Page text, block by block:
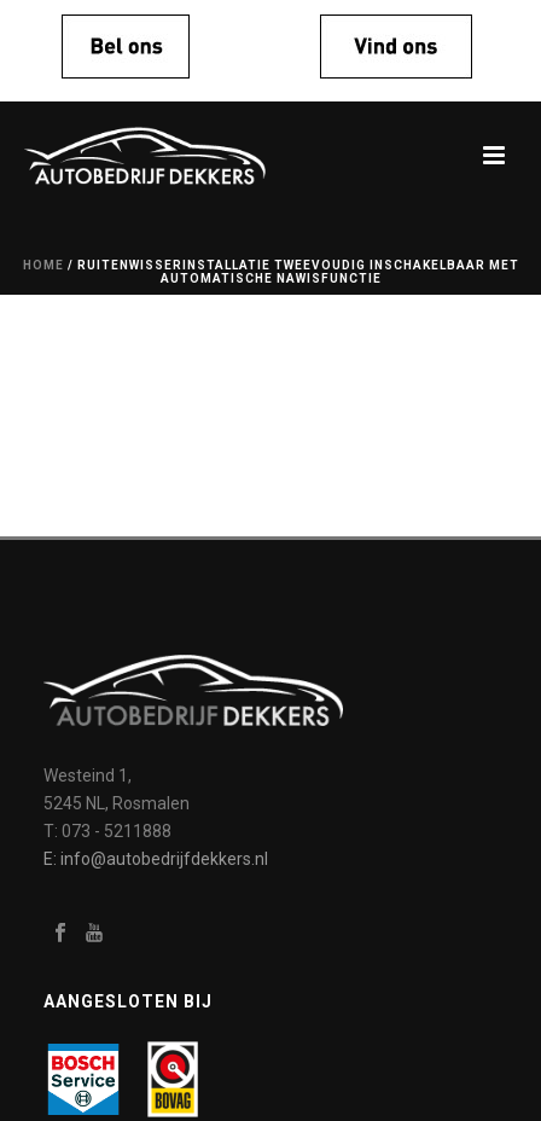
HOME / RUITENWISSERINSTALLATIE TWEEVOUDIG INSCHAKELBAAR MET
AUTOMATISCHE NAWISFUNCTIE
Westeind 1,
5245 NL, Rosmalen
T: 073 - 5211888
E: info@autobedrijfdekkers.nl
AANGESLOTEN BIJ